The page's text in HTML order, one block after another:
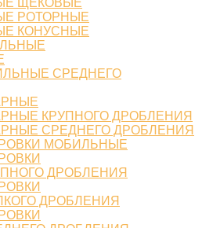
ЩЕКОВЫЕ
РОТОРНЫЕ
КОНУСНЫЕ
СРЕДНЕГО
КРУПНОГО ДРОБЛЕНИЯ
СРЕДНЕГО ДРОБЛЕНИЯ
МОБИЛЬНЫЕ
ДРОБЛЕНИЯ
ДРОБЛЕНИЯ